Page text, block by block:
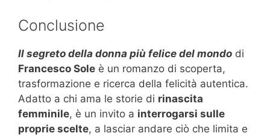
Conclusione
Il segreto della donna più felice del mondo di
Francesco Sole è un romanzo di scoperta,
trasformazione e ricerca della felicità autentica.
Adatto a chi ama le storie di rinascita
femminile, è un invito a interrogarsi sulle
proprie scelte, a lasciar andare ciò che limita e